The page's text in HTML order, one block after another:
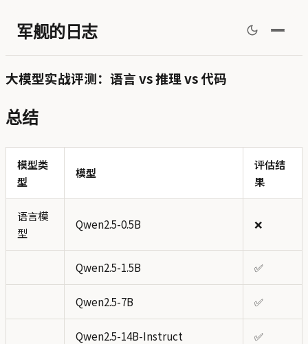
军舰的日志
大模型实战评测：语言 vs 推理 vs 代码
总结
模型类
型
模型
评估结
果
语言模
型
Qwen2.5-0.5B ❌
Qwen2.5-1.5B ✅
Qwen2.5-7B ✅
Qwen2.5-14B-Instruct ✅